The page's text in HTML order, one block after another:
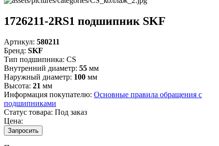
1726211-2RS1 подшипник SKF
Артикул: 580211
Бренд: SKF
Тип подшипника: CS
Внутренний диаметр: 55 мм
Наружный диаметр: 100 мм
Высота: 21 мм
Информация покупателю: Основные правила обращения с
подшипниками
Статус товара: Под заказ
Цена:
Запросить